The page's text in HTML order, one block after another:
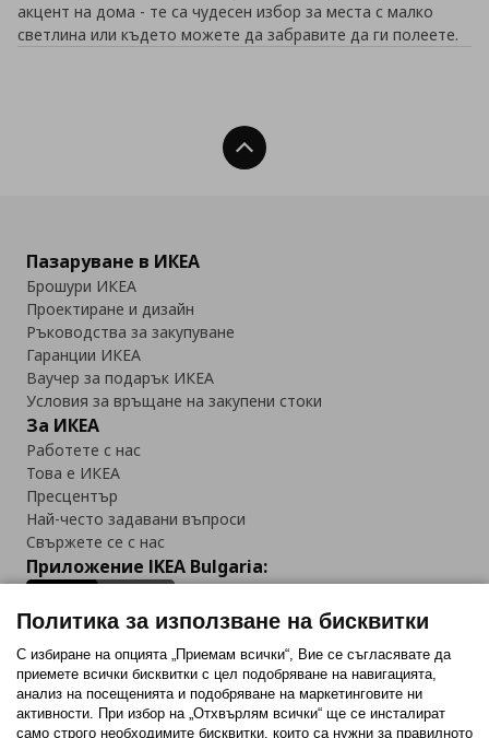
акцент на дома - те са чудесен избор за места с малко
светлина или където можете да забравите да ги полеете.
Нагоре
Пазаруване в ИКЕА
Брошури ИКЕА
Проектиране и дизайн
Ръководства за закупуване
Гаранции ИКЕА
Ваучер за подарък ИКЕА
Условия за връщане на закупени стоки
За ИКЕА
Работете с нас
Това е ИКЕА
Пресцентър
Най-често задавани въпроси
Свържете се с нас
Приложение IKEA Bulgaria:
Последвайте ни:
FacebookTwitterYoutubePinterestInstagram
Политика за използване на бисквитки
С избиране на опцията „Приемам всички“, Вие се съгласявате да
приемете всички бисквитки с цел подобряване на навигацията,
анализ на посещенията и подобряване на маркетинговите ни
активности. При избор на „Отхвърлям всички“ ще се инсталират
само строго необходимитe бисквитки, които са нужни за правилното